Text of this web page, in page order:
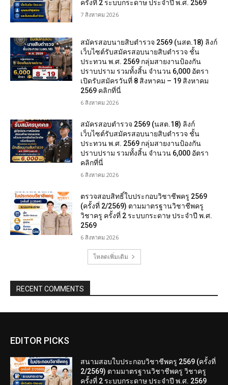
ครั้งที่ 2 ระบบกระดาษ ประจำปี พ.ศ. 2569
7 สิงหาคม 2026
สมัครสอบนายสิบตำรวจ 2569 (นสต.18) ลิงก์
เว็บไซต์รับสมัครสอบนายสิบตำรวจ ชั้น
ประทวน พ.ศ. 2569 กลุ่มสายงานป้องกัน
ปราบปราม รวมทั้งสิ้น จำนวน 6,000 อัตรา
เปิดรับสมัครวันที่ 8 สิงหาคม – 19 สิงหาคม
2569 คลิกที่นี่
6 สิงหาคม 2026
สมัครสอบตํารวจ 2569 (นสต.18) ลิงก์
เว็บไซต์รับสมัครสอบนายสิบตำรวจ ชั้น
ประทวน พ.ศ. 2569 กลุ่มสายงานป้องกัน
ปราบปราม รวมทั้งสิ้น จำนวน 6,000 อัตรา
คลิกที่นี่
6 สิงหาคม 2026
ตรวจสอบสิทธิ์ใบประกอบวิชาชีพครู 2569
(ครั้งที่ 2/2569) ตามมาตรฐานวิชาชีพครู
วิชาครู ครั้งที่ 2 ระบบกระดาษ ประจำปี พ.ศ.
2569
6 สิงหาคม 2026
โหลดเพิ่มเติม
RECENT COMMENTS
EDITOR PICKS
สนามสอบใบประกอบวิชาชีพครู 2569 (ครั้งที่
2/2569) ตามมาตรฐานวิชาชีพครู วิชาครู
ครั้งที่ 2 ระบบกระดาษ ประจำปี พ.ศ. 2569